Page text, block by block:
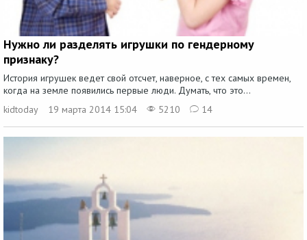
Нужно ли разделять игрушки по гендерному
признаку?
История игрушек ведет свой отсчет, наверное, с тех самых времен,
когда на земле появились первые люди. Думать, что это...
kidtoday
19 марта 2014 15:04 5210 14